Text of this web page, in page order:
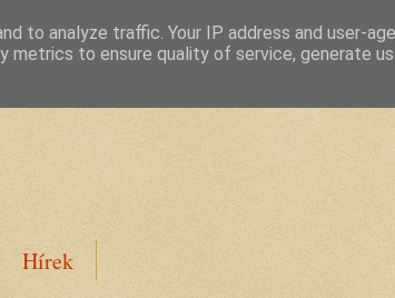
Hírek
to analyze traffic. Your IP address and user-
metrics to ensure quality of service, generate